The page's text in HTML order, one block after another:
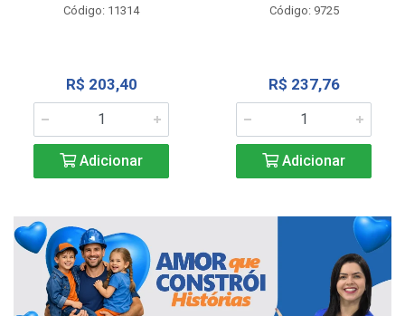
Código: 11314
R$ 203,40
Adicionar
Código: 9725
R$ 237,76
Adicionar